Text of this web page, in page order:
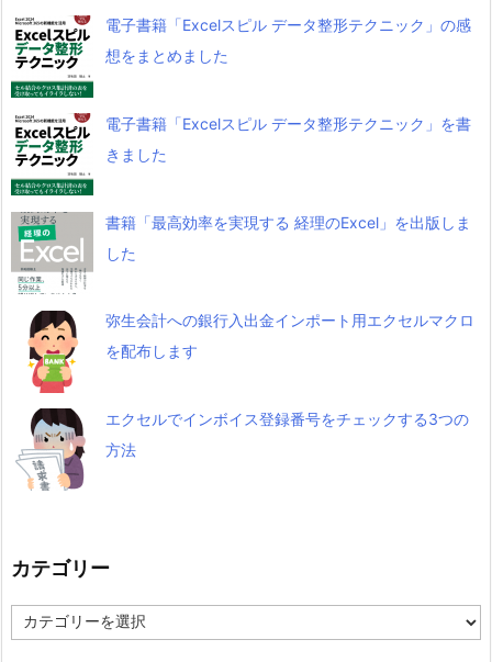
電子書籍「Excelスピル データ整形テクニック」の感
想をまとめました
電子書籍「Excelスピル データ整形テクニック」を書
きました
書籍「最高効率を実現する 経理のExcel」を出版しま
した
弥生会計への銀行入出金インポート用エクセルマクロ
を配布します
エクセルでインボイス登録番号をチェックする3つの
方法
カテゴリー
カ
テ